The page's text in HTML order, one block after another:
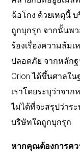
ฉ้อโกง ด้วยเหตุนี้
ถูกบุกรุก จากนั้นพ
ร้องเรื่องความล้ม
ปลอดภัย จากหลัก
Orion ได้ขึ้นศาลใ
เราโดยระบุว่าจา
ไม่ได้ที่จะสรุปว่าร
บริษัทใดถูกบุกรุก
หากคุณต้องการคว